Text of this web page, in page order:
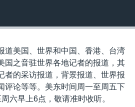
道美国、世界和中国、香港、台湾
国之音驻世界各地记者的报道，其
者的采访报道，背景报道、世界报
评论等等。美东时间周一至周五下
六早上6点，敬请准时收听。